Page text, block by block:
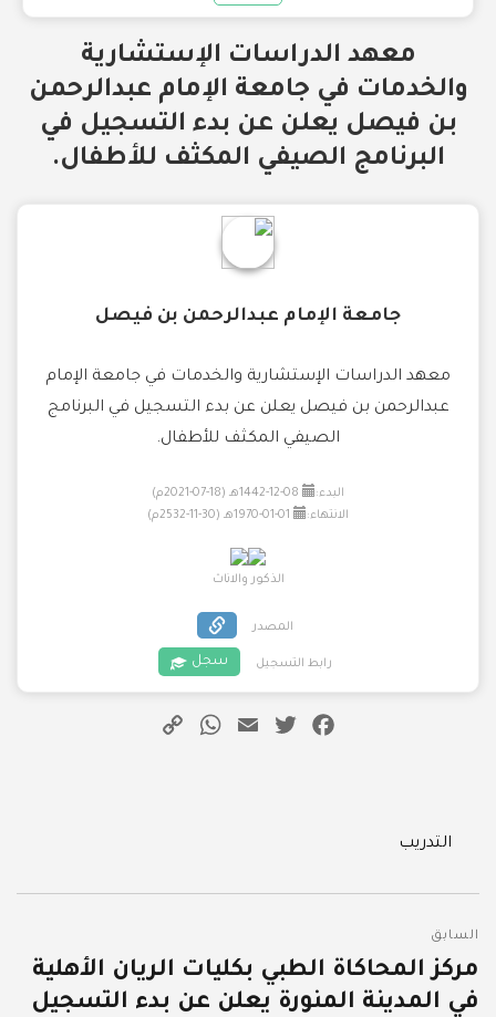
معهد الدراسات الإستشارية
والخدمات في جامعة الإمام عبدالرحمن
بن فيصل يعلن عن بدء التسجيل في
البرنامج الصيفي المكثف للأطفال.
جامعة الإمام عبدالرحمن بن فيصل
معهد الدراسات الإستشارية والخدمات في جامعة الإمام
عبدالرحمن بن فيصل يعلن عن بدء التسجيل في البرنامج
الصيفي المكثف للأطفال.
البدء:
الانتهاء:
الذكور والاناث
المصدر
رابط التسجيل سجل
Facebook
Twitter
Email
WhatsApp
Categories
التدريب
المقالات
السابق
المقالة
السابقة:
مركز المحاكاة الطبي بكليات الريان الأهلية
في المدينة المنورة يعلن عن بدء التسجيل